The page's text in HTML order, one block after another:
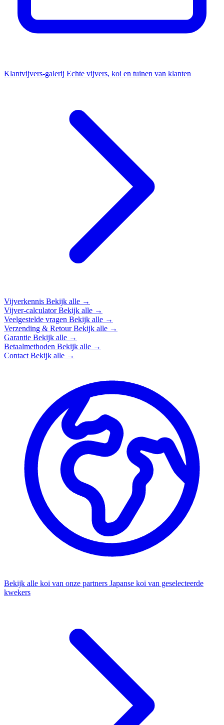
Klantvijvers-galerij Echte vijvers, koi en tuinen van klanten
Vijverkennis Bekijk alle →
Vijver-calculatorBekijk alle →
Veelgestelde vragen Bekijk alle →
Verzending & RetourBekijk alle →
Garantie Bekijk alle →
Betaalmethoden Bekijk alle →
Contact Bekijk alle →
Bekijk alle koi van onze partners Japanse koi van geselecteerde
kwekers